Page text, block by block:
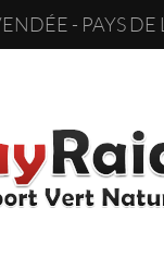
- PAYS DE